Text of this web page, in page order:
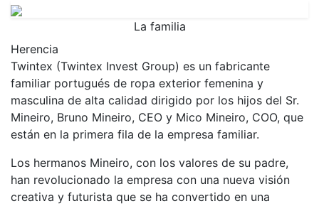
La familia
Herencia
Twintex (Twintex Invest Group) es un fabricante
familiar portugués de ropa exterior femenina y
masculina de alta calidad dirigido por los hijos del Sr.
Mineiro, Bruno Mineiro, CEO y Mico Mineiro, COO, que
están en la primera fila de la empresa familiar.
Los hermanos Mineiro, con los valores de su padre,
han revolucionado la empresa con una nueva visión
creativa y futurista que se ha convertido en una